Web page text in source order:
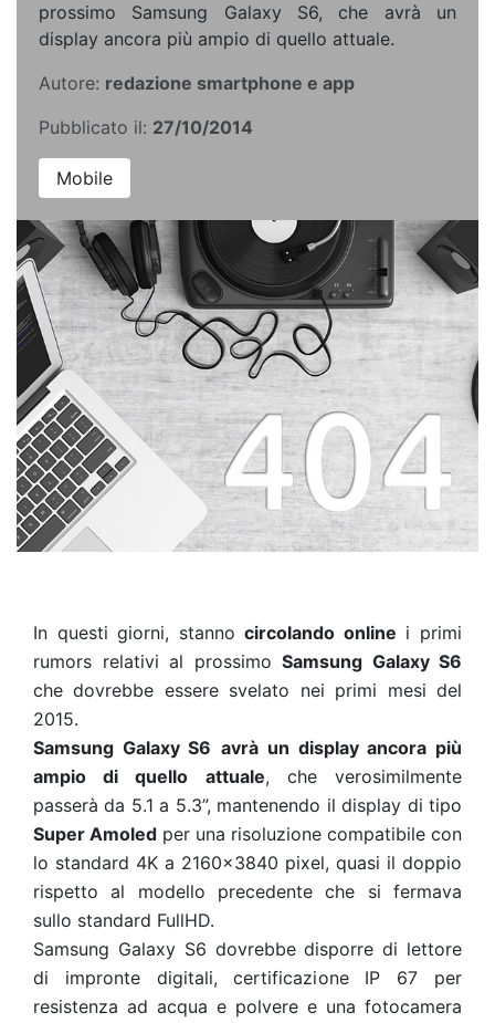
prossimo Samsung Galaxy S6, che avrà un
display ancora più ampio di quello attuale.
Autore: redazione smartphone e app
Pubblicato il: 27/10/2014
Mobile
In questi giorni, stannocircolando online i primi
rumors relativi al prossimo Samsung Galaxy S6
che dovrebbe essere svelato nei primi mesi del
2015.
Samsung Galaxy S6 avrà un display ancora più
ampio di quello attuale, che verosimilmente
passerà da 5.1 a 5.3”, mantenendo il display di tipo
Super Amoled per una risoluzione compatibile con
lo standard 4K a 2160x3840 pixel, quasi il doppio
rispetto al modello precedente che si fermava
sullo standard FullHD.
Samsung Galaxy S6 dovrebbe disporre di lettore
di impronte digitali, certificazione IP 67 per
resistenza ad acqua e polvere e una fotocamera